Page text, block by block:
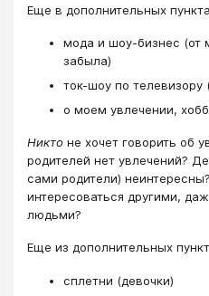
Еще в дополнительных
мода и шоу-бизнес (от
забыла)
ток-шоу по телевизору
о моем увлечении,
Никто не хочет говорить об
родителей нет увлечений?
сами родители)
интересоваться другими,
людьми?
Еще из дополнительных
сплетни (девочки)